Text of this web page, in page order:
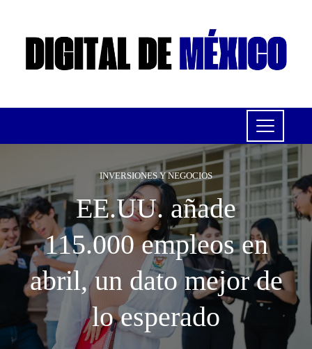
INVERSIONES Y NEGOCIOS
EE.UU. añade
115.000 empleos en
abril, un dato mejor de
lo esperado